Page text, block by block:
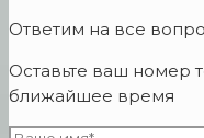
Ответим на все
Оставьте ваш номер
ближайшее время